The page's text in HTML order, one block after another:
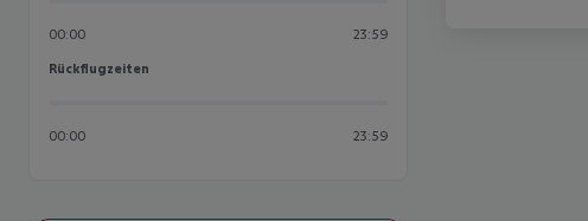
00:00 23:59
Rückflugzeiten
Rückflugzeiten
00:00 23:59